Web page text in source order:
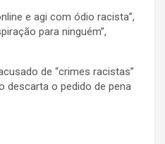
e agi com ódio racista”,
para ninguém”,
de “crimes racistas”
descarta o pedido de pena